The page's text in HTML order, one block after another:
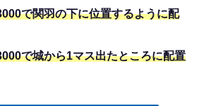
で関羽の下に位置するように配
で城から1マス出たところに配置